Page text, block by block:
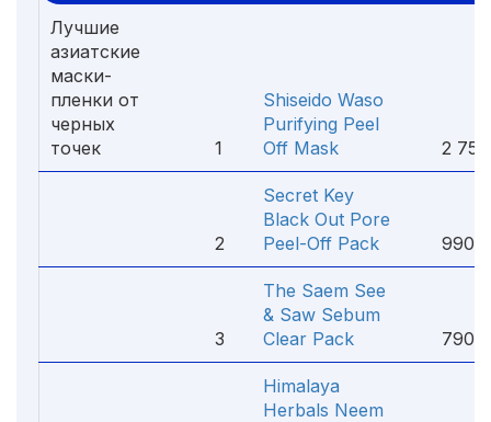
Лучшие
азиатские
маски-
пленки от
черных
точек
1
Shiseido Waso
Purifying Peel
Off Mask
2 755
2
Secret Key
Black Out Pore
Peel-Off Pack
990 ₽
3
The Saem See
& Saw Sebum
Clear Pack
790 ₽
Himalaya
Herbals Neem